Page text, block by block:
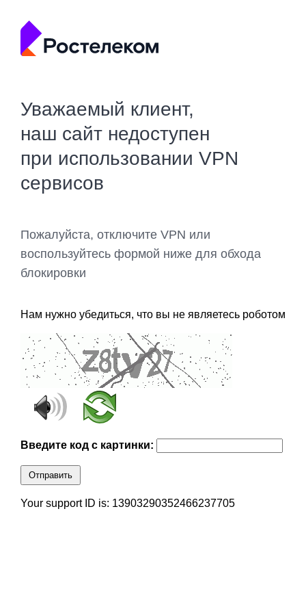
Уважаемый клиент,
наш сайт недоступен
при использовании VPN
сервисов
Пожалуйста, отключите VPN или
воспользуйтесь формой ниже для обхода
блокировки
Нам нужно убедиться, что вы не являетесь роботом
Введите код с картинки:
Отправить
Your support ID is: 13903290352466237705